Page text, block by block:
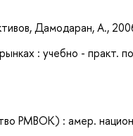
Дамодаран, А.,
: учебно - практ.
PMBOK) : амер.